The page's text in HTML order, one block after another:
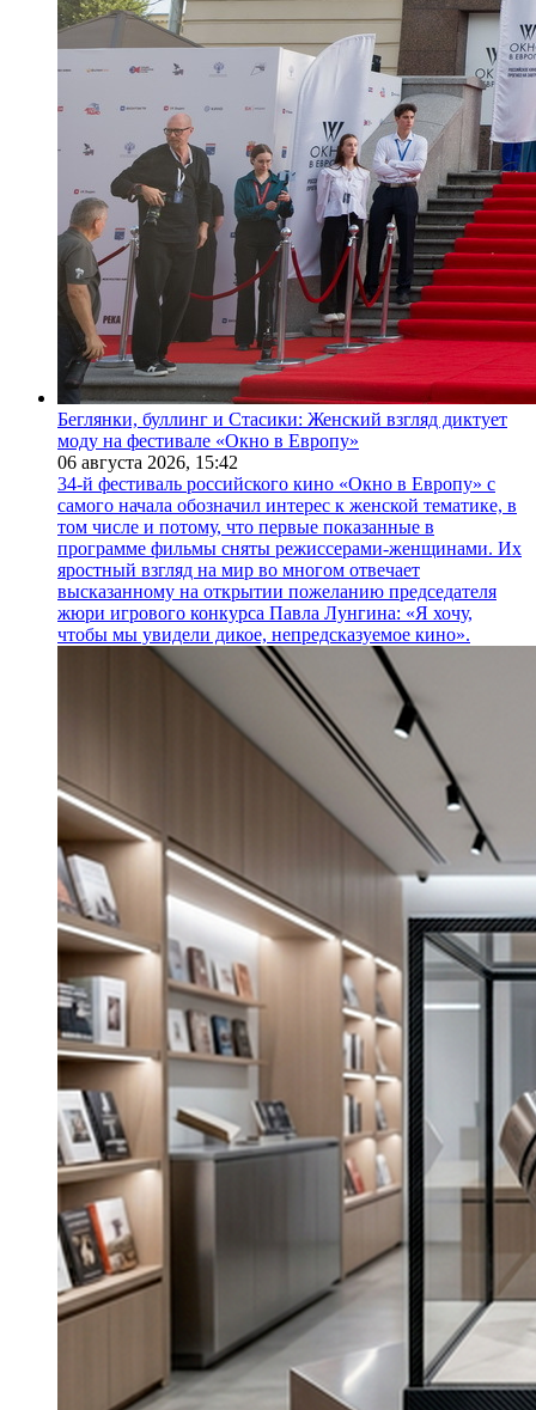
Беглянки, буллинг и Стасики: Женский взгляд диктует
моду на фестивале «Окно в Европу»
06 августа 2026, 15:42
34-й фестиваль российского кино «Окно в Европу» с
самого начала обозначил интерес к женской тематике, в
том числе и потому, что первые показанные в
программе фильмы сняты режиссерами-женщинами. Их
яростный взгляд на мир во многом отвечает
высказанному на открытии пожеланию председателя
жюри игрового конкурса Павла Лунгина: «Я хочу,
чтобы мы увидели дикое, непредсказуемое кино».